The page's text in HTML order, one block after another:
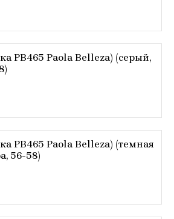
РВ465 Paola Belleza) (серый,
РВ465 Paola Belleza) (темная
56-58)